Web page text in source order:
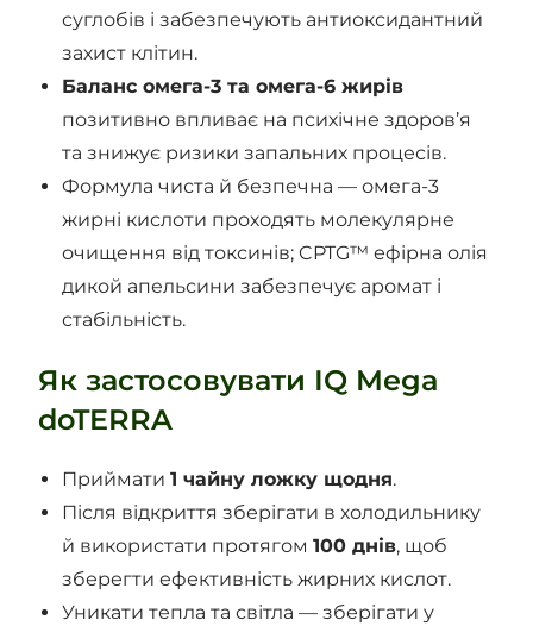
суглобів і забезпечують антиоксидантний
захист клітин.
Баланс омега-3 та омега-6 жирів
позитивно впливає на психічне здоров’я
та знижує ризики запальних процесів.
Формула чиста й безпечна — омега-3
жирні кислоти проходять молекулярне
очищення від токсинів; CPTG™ ефірна олія
дикой апельсини забезпечує аромат і
стабільність.
Як застосовувати IQ Mega
doTERRA
Приймати1 чайну ложку щодня.
Після відкриття зберігати в холодильнику
й використати протягом100 днів, щоб
зберегти ефективність жирних кислот.
Уникати тепла та світла — зберігати у